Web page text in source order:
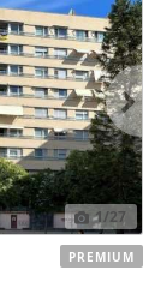
1/27
PREMIUM